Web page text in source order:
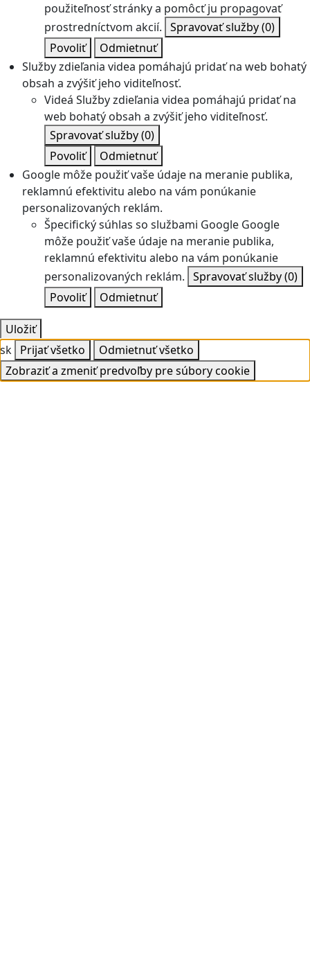
použiteľnosť stránky a pomôcť ju propagovať
prostredníctvom akcií. Spravovať služby(0)
Povoliť
Odmietnuť
Služby zdieľania videa pomáhajú pridať na web bohatý
obsah a zvýšiť jeho viditeľnosť.
Videá Služby zdieľania videa pomáhajú pridať na
web bohatý obsah a zvýšiť jeho viditeľnosť.
Spravovať služby(0)
Povoliť
Odmietnuť
Google môže použiť vaše údaje na meranie publika,
reklamnú efektivitu alebo na vám ponúkanie
personalizovaných reklám.
Špecifický súhlas so službami Google Google
môže použiť vaše údaje na meranie publika,
reklamnú efektivitu alebo na vám ponúkanie
personalizovaných reklám. Spravovať služby(0)
Povoliť
Odmietnuť
Uložiť
sk Prijať všetko
Odmietnuť všetko
Zobraziť a zmeniť predvoľby pre súbory cookie